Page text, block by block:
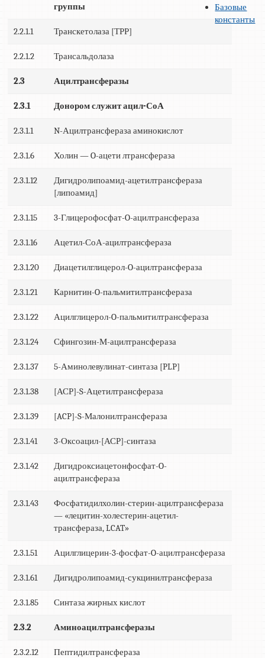
группы
2.2.1.1 Транскетолаза [ТРР]
2.2.1.2 Трансальдолаза
2.3 Ацилтрансферазы
2.3.1 Донором служит ацил-СоА
2.3.1.1 N-Ацилтрансфераза аминокислот
2.3.1.6 Холин — O-ацети лтрансфераза
2.3.1.12
Дигидролипоамид-ацетилтрансфераза
[липоамид]
2.3.1.15 3-Глицерофосфат-O-ацилтрансфераза
2.3.1.16 Ацетил-СоА-ацилтрансфераза
2.3.1.20 Диацетилглицерол-O-ацилтрансфераза
2.3.1.21 Карнитин-O-пальмитилтрансфераза
2.3.1.22 Ацилглицерол-O-пальмитилтрансфераза
2.3.1.24 Сфингозин-М-ацилтрансфераза
2.3.1.37 5-Аминолевулинат-синтаза [PLP]
2.3.1.38 [АСР]-S-Ацетилтрансфераза
2.3.1.39 [ACP]-S-Малонилтрансфераза
2.3.1.41 3-Оксоацил-[АСР]-синтаза
2.3.1.42
Дигидроксиацетонфосфат-O-
ацилтрансфераза
2.3.1.43
Фосфатидилхолин-стерин-ацилтрансфераза
— «лецитин-холестерин-ацетил-
трансфераза, LCAT»
2.3.1.51 Ацилглицерин-3-фосфат-O-ацилтрансфераза
2.3.1.61 Дигидролипоамид-сукцинилтрансфераза
2.3.1.85 Синтаза жирных кислот
2.3.2 Аминоацилтрансферазы
2.3.2.12 Пептидилтрансфераза
Базовые
константы